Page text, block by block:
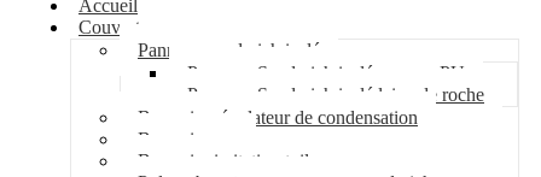
Accueil
Couverture
Panneau sandwich isolé
Panneau Sandwich isolé mousse PU
Panneau Sandwich isolé laine de roche
Bac acier régulateur de condensation
Bac acier sec
Bac acier imitation tuile